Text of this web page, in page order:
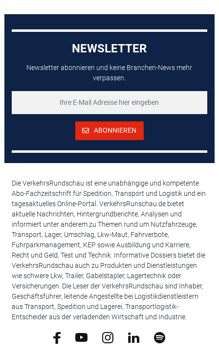
NEWSLETTER
Newsletter abonnieren und keine Branchen-News mehr
verpassen.
ABONNIEREN
Die VerkehrsRundschau ist eine unabhängige und kompetente
Abo-Fachzeitschrift für Spedition, Transport und Logistik und ein
tagesaktuelles Online-Portal. VerkehrsRunschau.de bietet
aktuelle Nachrichten, Hintergrundberichte, Analysen und
informiert unter anderem zu Themen rund um Nutzfahrzeuge,
Transport, Lager, Umschlag, Lkw-Maut, Fahrverbote,
Fuhrparkmanagement, KEP sowie Ausbildung und Karriere,
Recht und Geld, Test und Technik. Informative Dossiers bietet die
VerkehrsRundschau auch zu Produkten und Dienstleistungen
wie schwere Lkw, Trailer, Gabelstapler, Lagertechnik oder
Versicherungen. Die Leser der VerkehrsRundschau sind Inhaber,
Geschäftsführer, leitende Angestellte bei Logistikdienstleistern
aus Transport, Spedition und Lagerei, Transportlogistik-
Entscheider aus der verladenden Wirtschaft und Industrie.